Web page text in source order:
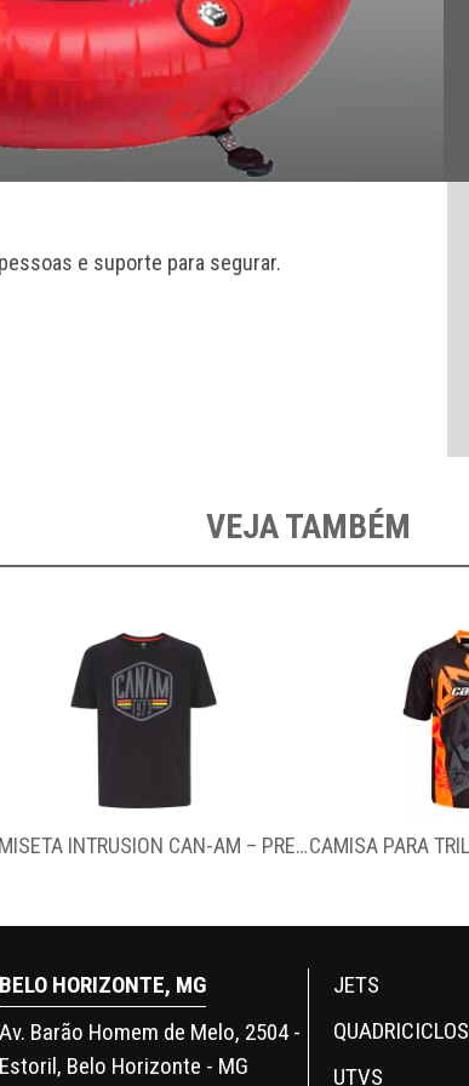
e suporte para segurar.
VEJA TAMBÉM
CAMISETA INTRUSION CAN-AM – PRETA
BELO HORIZONTE, MG
Av. Barão Homem de Melo, 2504 -
Estoril, Belo Horizonte - MG
JETS
QUADRICICLOS
UTVS